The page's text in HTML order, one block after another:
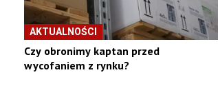
AKTUALNOŚCI
Czy obronimy kaptan przed
wycofaniem z rynku?